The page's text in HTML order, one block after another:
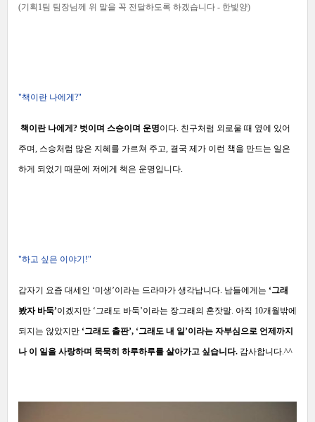
(기획1팀 팀장님께 위 말을 꼭 전달하도록 하겠습니다 - 한빛양)
"책이란 나에게?"
책이란 나에게? 벗이며 스승이며 운명이다. 친구처럼 외로울 때 옆에 있어
주며, 스승처럼 많은 지혜를 가르쳐 주고, 결국 제가 이런 책을 만드는 일은
하게 되었기 때문에 저에게 책은 운명입니다.
"하고 싶은 이야기!"
갑자기 요즘 대세인 ‘미생’이라는 드라마가 생각납니다. 남들에게는 ‘그래
봤자 바둑’이겠지만 ‘그래도 바둑’이라는 장그래의 혼잣말. 아직 10개월밖에
되지는 않았지만 ‘그래도 출판’, ‘그래도 내 일’이라는 자부심으로 언제까지
나 이 일을 사랑하며 묵묵히 하루하루를 살아가고 싶습니다. 감사합니다.^^